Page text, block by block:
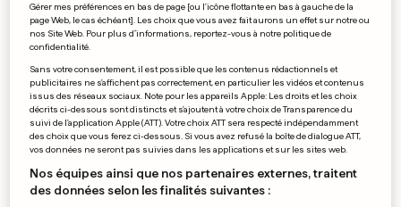
PUBLICITÉ
Gérer mes préférences en bas de page [ou l'icône flottante en bas à gauche de la
page Web, le cas échéant]. Les choix que vous avez fait aurons un effet sur notre ou
nos Site Web. Pour plus d’informations, reportez-vous à notre politique de
confidentialité.
Sans votre consentement, il est possible que les contenus rédactionnels et
publicitaires ne s'affichent pas correctement, en particulier les vidéos et contenus
issus des réseaux sociaux. Note pour les appareils Apple: Les droits et les choix
décrits ci-dessous sont distincts et s'ajoutent à votre choix de Transparence du
suivi de l'application Apple (ATT). Votre choix ATT sera respecté indépendamment
des choix que vous ferez ci-dessous. Si vous avez refusé la boîte de dialogue ATT,
vos données ne seront pas suivies dans les applications et sur les sites web.
Nos équipes ainsi que nos partenaires externes, traitent
des données selon les finalités suivantes :